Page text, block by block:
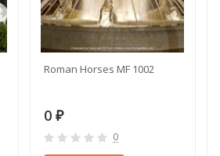
Roman Horses MF 1002
0 ₽
0